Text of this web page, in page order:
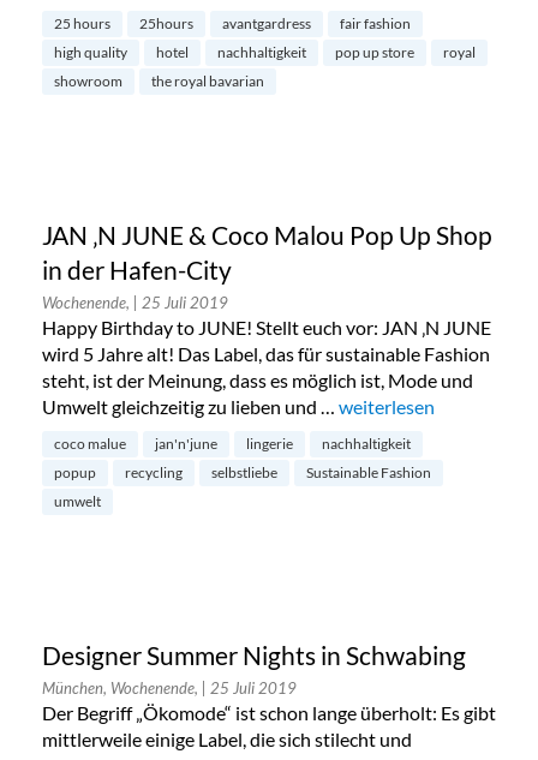
25 hours 25hours avantgardress
fair fashion
high quality
hotel nachhaltigkeit pop up store
royal
showroom
the royal bavarian
JAN ‚N JUNE & Coco Malou Pop Up Shop
in der Hafen-City
Wochenende, | 25 Juli 2019
Happy Birthday to JUNE! Stellt euch vor: JAN ‚N JUNE
wird 5 Jahre alt! Das Label, das für sustainable Fashion
steht, ist der Meinung, dass es möglich ist, Mode und
Umwelt gleichzeitig zu lieben und … „JAN ‚N JUNE & Coco
weiterlesen
coco malue jan'n'june lingerie
nachhaltigkeit
popup
recycling selbstliebe
Sustainable Fashion
umwelt
Designer Summer Nights in Schwabing
München, Wochenende, | 25 Juli 2019
Der Begriff „Ökomode“ ist schon lange überholt: Es gibt
mittlerweile einige Label, die sich stilecht und